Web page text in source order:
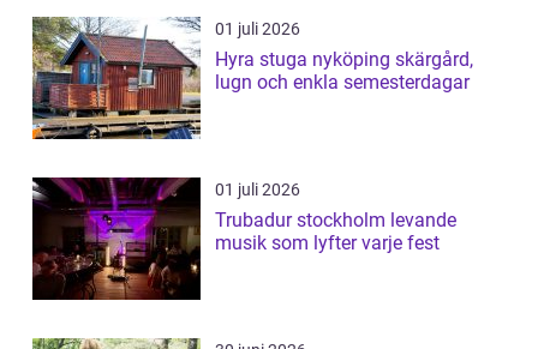
01 juli 2026
Hyra stuga nyköping skärgård,
lugn och enkla semesterdagar
01 juli 2026
Trubadur stockholm levande
musik som lyfter varje fest